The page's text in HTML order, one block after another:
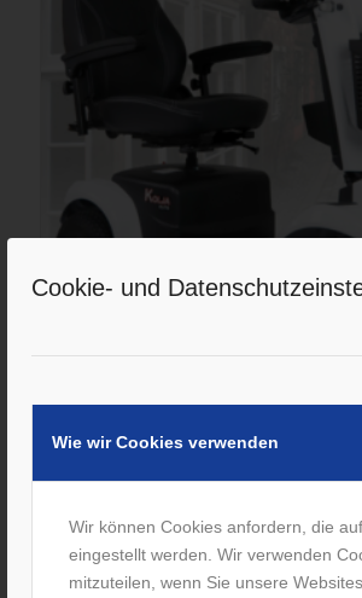
Cookie- und
Wie wir Cookies verwenden
Wir können Cookies anfordern, die
eingestellt werden. Wir verwenden
mitzuteilen, wenn Sie unsere